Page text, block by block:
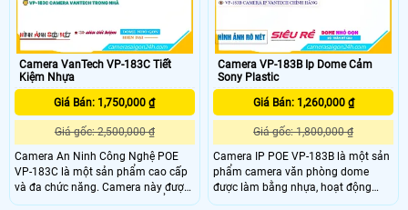
Camera VanTech VP-183C Tiết
Kiệm Nhựa
Giá Bán: 1,750,000 ₫
Giá gốc: 2,500,000 ₫
Camera An Ninh Công Nghệ POE
VP-183C là một sản phẩm cao cấp
và đa chức năng. Camera này được
tích hợp chức năng Thu hình Ổn
Camera VP-183B Ip Dome Cảm
Sony Plastic
Giá Bán: 1,260,000 ₫
Giá gốc: 1,800,000 ₫
Camera IP POE VP-183B là một sản
phẩm camera văn phòng dome
được làm bằng nhựa, hoạt động
thông qua kết nối mạng IP POE.